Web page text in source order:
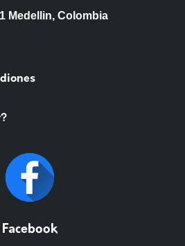
Medellin, Colombia
Facebook